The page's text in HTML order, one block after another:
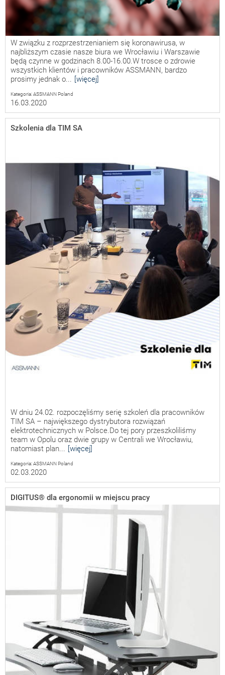
16.03.2020
W związku z rozprzestrzenianiem się koronawirusa, w
najbliższym czasie nasze biura we Wrocławiu i Warszawie
będą czynne w godzinach 8.00-16.00.W trosce o zdrowie
wszystkich klientów i pracowników ASSMANN, bardzo
prosimy jednak o... [więcej]
Kategoria: ASSMANN Poland
02.03.2020
Szkolenia dla TIM SA
W dniu 24.02. rozpoczęliśmy serię szkoleń dla pracowników
TIM SA – największego dystrybutora rozwiązań
elektrotechnicznych w Polsce.Do tej pory przeszkoliliśmy
team w Opolu oraz dwie grupy w Centrali we Wrocławiu,
natomiast plan... [więcej]
Kategoria: ASSMANN Poland
DIGITUS® dla ergonomii w miejscu pracy